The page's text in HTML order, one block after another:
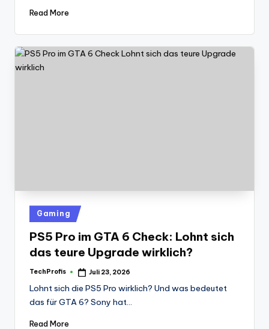
Read More
Posted
in
Gaming
PS5 Pro im GTA 6 Check: Lohnt sich
das teure Upgrade wirklich?
Posted
TechProfis Juli 23, 2026
Lohnt sich die PS5 Pro wirklich? Und was bedeutet
das für GTA 6? Sony hat…
Read More